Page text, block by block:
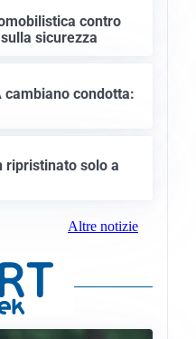
contro
sicurezza
cambiano condotta:
ripristinato solo a
Altre notizie